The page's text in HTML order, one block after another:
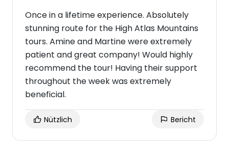
Once in a lifetime experience. Absolutely
stunning route for the High Atlas Mountains
tours. Amine and Martine were extremely
patient and great company! Would highly
recommend the tour! Having their support
throughout the week was extremely
beneficial.
Nützlich Bericht